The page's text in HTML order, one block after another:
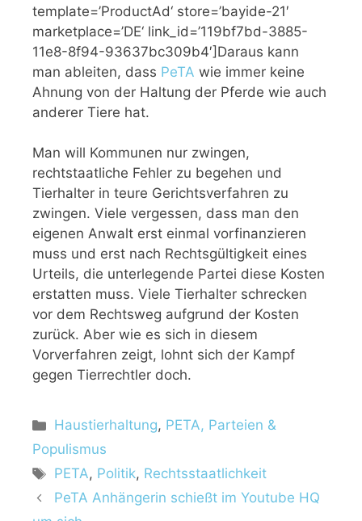
template=’ProductAd‘ store=’bayide-21′
marketplace=’DE‘ link_id=’119bf7bd-3885-
11e8-8f94-93637bc309b4′]Daraus kann
man ableiten, dass PeTA wie immer keine
Ahnung von der Haltung der Pferde wie auch
anderer Tiere hat.
Man will Kommunen nur zwingen,
rechtstaatliche Fehler zu begehen und
Tierhalter in teure Gerichtsverfahren zu
zwingen. Viele vergessen, dass man den
eigenen Anwalt erst einmal vorfinanzieren
muss und erst nach Rechtsgültigkeit eines
Urteils, die unterlegende Partei diese Kosten
erstatten muss. Viele Tierhalter schrecken
vor dem Rechtsweg aufgrund der Kosten
zurück. Aber wie es sich in diesem
Vorverfahren zeigt, lohnt sich der Kampf
gegen Tierrechtler doch.
K
a
e
g
Haustierhaltung, PETA, Parteien &
Populismus
S
c
PETA, Politik, Rechtsstaatlichkeit
PeTA Anhängerin schießt im Youtube HQ